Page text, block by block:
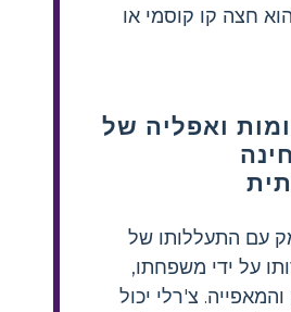
חצה קו קוסמי או
ואפליה של
עם התעללותו של
על ידי משפחתו,
צ'רלי יכול